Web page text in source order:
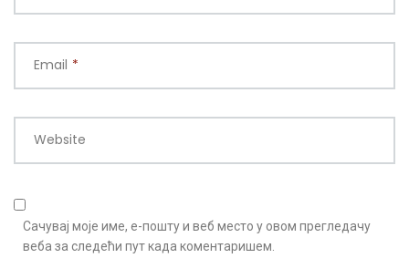
Email *
Website
Сачувај моје име, е-пошту и веб место у овом прегледачу
веба за следећи пут када коментаришем.